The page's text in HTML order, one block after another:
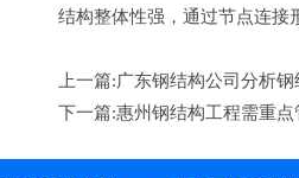
结构整体性强，通过节点连接
上一篇:广东钢结构公司分析
下一篇:惠州钢结构工程需重